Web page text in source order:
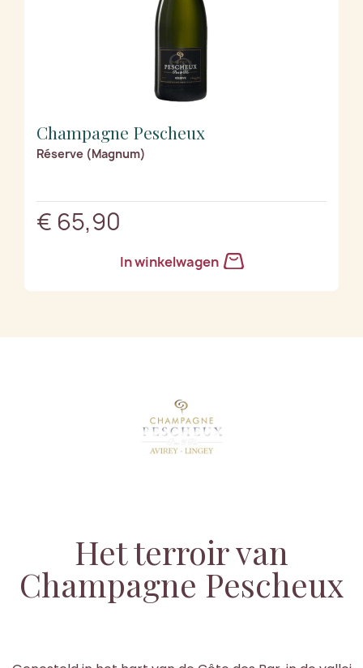
Champagne Pescheux
Réserve (Magnum)
€ 65,90
In winkelwagen
Het terroir van
Champagne Pescheux